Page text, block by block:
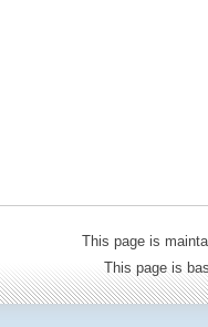
This page is
This page is